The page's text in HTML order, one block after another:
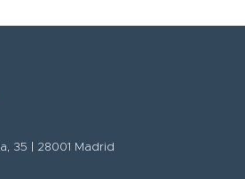
35 | 28001 Madrid